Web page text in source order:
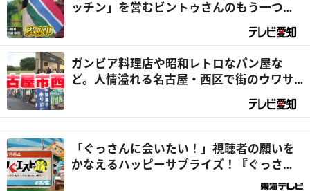
ッチン」を営むビントゥさんのもう一つの
顔は『総領事』⁉｜デラメチャ気になる！
ガンビア料理店や昭和レトロなパン屋な
ど。人情溢れる名古屋・西区で街のウワサ
を大調査！（前編）｜デラメチャ気にな
「ぐっさんに会いたい！」視聴者の願いを
かなえるハッピーサプライズ！『ぐっさん